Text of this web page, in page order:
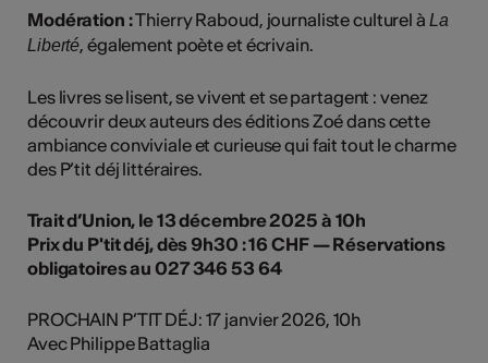
Modération :Thierry Raboud, journaliste culturel à La
Liberté, également poète et écrivain.
Les livres se lisent, se vivent et se partagent : venez
découvrir deux auteurs des éditions Zoé dans cette
ambiance conviviale et curieuse qui fait tout le charme
des P’tit déj littéraires.
Trait d’Union, le 13 décembre 2025 à 10h
Prix du P'tit déj, dès 9h30 : 16 CHF — Réservations
obligatoires au 027 346 53 64
PROCHAIN P’TIT DÉJ: 17 janvier 2026, 10h
Avec Philippe Battaglia